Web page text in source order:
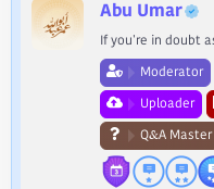
o
n
Abu Umar
Moderator
Uploader
Q&A Master